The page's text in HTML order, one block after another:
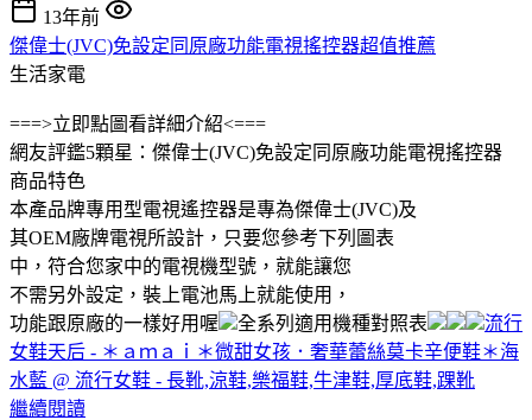
13年前
傑偉士(JVC)免設定同原廠功能電視搖控器超值推薦
生活家電
===>立即點圖看詳細介紹<===
網友評鑑5顆星：傑偉士(JVC)免設定同原廠功能電視搖控器
商品特色
本產品牌專用型電視遙控器是專為傑偉士(JVC)及
其OEM廠牌電視所設計，只要您參考下列圖表
中，符合您家中的電視機型號，就能讓您
不需另外設定，裝上電池馬上就能使用，
功能跟原廠的一樣好用喔
全系列適用機種對照表
流行
女鞋天后 - ＊ａｍａｉ＊微甜女孩．奢華蕾絲莫卡辛便鞋＊海
水藍 @ 流行女鞋 - 長靴,涼鞋,樂福鞋,牛津鞋,厚底鞋,踝靴
繼續閱讀